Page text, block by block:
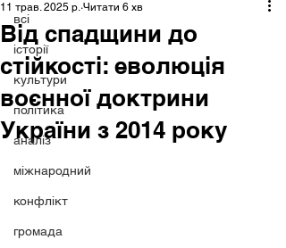
всі
історії
культури
політика
аналіз
міжнародний
конфлікт
громада
Від спадщини до
стійкості: еволюція
воєнної доктрини
України з 2014 року
11 трав. 2025 р. Читати 6 хв